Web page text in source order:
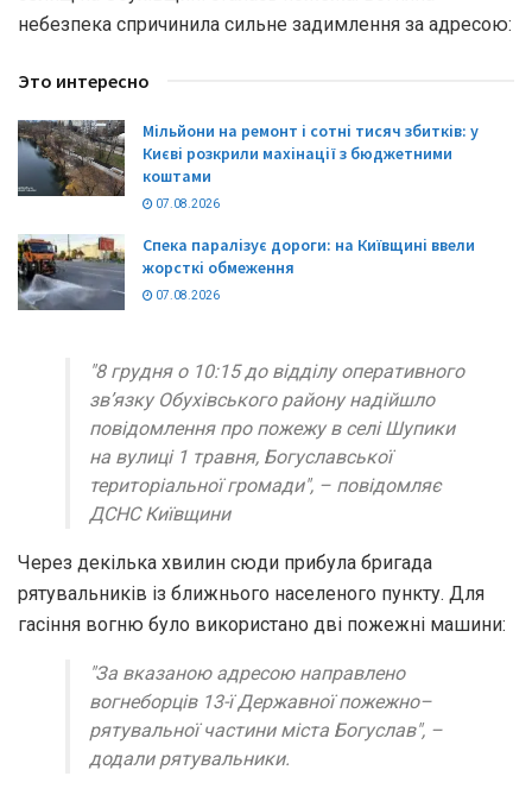
небезпека спричинила сильне задимлення за адресою:
Это интересно
Мільйони на ремонт і сотні тисяч збитків: у
Києві розкрили махінації з бюджетними
коштами
07.08.2026
Спека паралізує дороги: на Київщині ввели
жорсткі обмеження
07.08.2026
"8 грудня о 10:15 до відділу оперативного
зв’язку Обухівського району надійшло
повідомлення про пожежу в селі Шупики
на вулиці 1 травня, Богуславської
територіальної громади", – повідомляє
ДСНС Київщини
Через декілька хвилин сюди прибула бригада
рятувальників із ближнього населеного пункту. Для
гасіння вогню було використано дві пожежні машини:
"За вказаною адресою направлено
вогнеборців 13-ї Державної пожежно–
рятувальної частини міста Богуслав", –
додали рятувальники.